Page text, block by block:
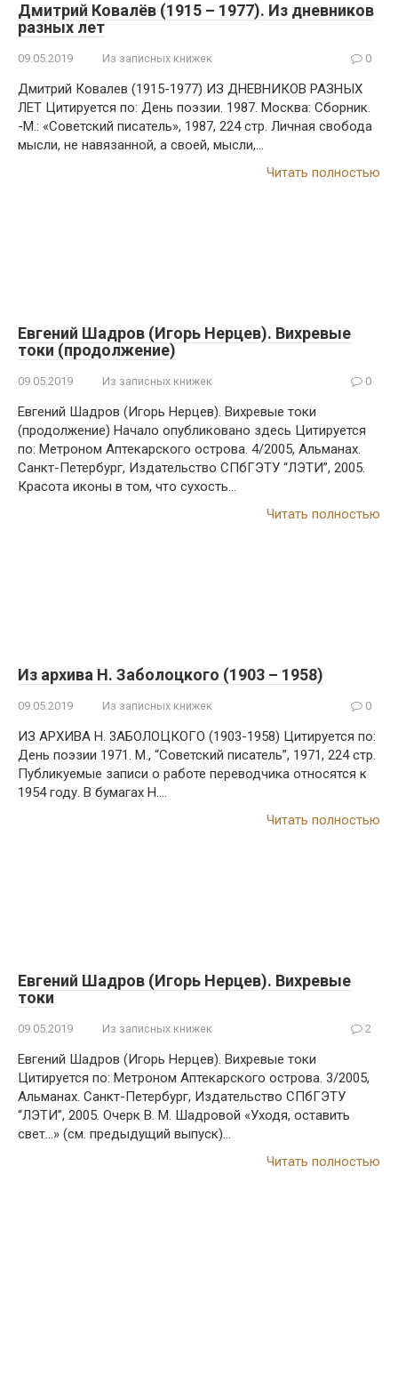
Дмитрий Ковалёв (1915 – 1977). Из дневников
разных лет
09.05.2019 Из записных книжек 0
Дмитрий Ковалев (1915-1977) ИЗ ДНЕВНИКОВ РАЗНЫХ
ЛЕТ Цитируется по: День поэзии. 1987. Москва: Сборник.
-М.: «Советский писатель», 1987, 224 стр. Личная свобода
мысли, не навязанной, а своей, мысли,…
Читать полностью
Евгений Шадров (Игорь Нерцев). Вихревые
токи (продолжение)
09.05.2019 Из записных книжек 0
Евгений Шадров (Игорь Нерцев). Вихревые токи
(продолжение) Начало опубликовано здесь Цитируется
по: Метроном Аптекарского острова. 4/2005, Альманах.
Санкт-Петербург, Издательство СПбГЭТУ “ЛЭТИ”, 2005.
Красота иконы в том, что сухость…
Читать полностью
Из архива Н. Заболоцкого (1903 – 1958)
09.05.2019 Из записных книжек 0
ИЗ АРХИВА Н. 3АБОЛОЦКОГО (1903-1958) Цитируется по:
День поэзии 1971. М., “Советский писатель”, 1971, 224 стр.
Публикуемые записи о работе переводчика относятся к
1954 году. В бумагах H….
Читать полностью
Евгений Шадров (Игорь Нерцев). Вихревые
токи
09.05.2019 Из записных книжек 2
Евгений Шадров (Игорь Нерцев). Вихревые токи
Цитируется по: Метроном Аптекарского острова. 3/2005,
Альманах. Санкт-Петербург, Издательство СПбГЭТУ
“ЛЭТИ”, 2005. Очерк В. М. Шадровой «Уходя, оставить
свет…» (см. предыдущий выпуск)…
Читать полностью